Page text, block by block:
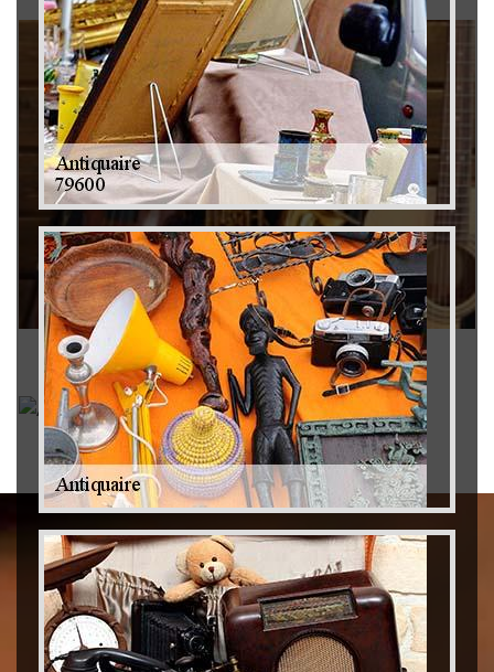
Rachat instrument de musique 79
Achat antiquité 79